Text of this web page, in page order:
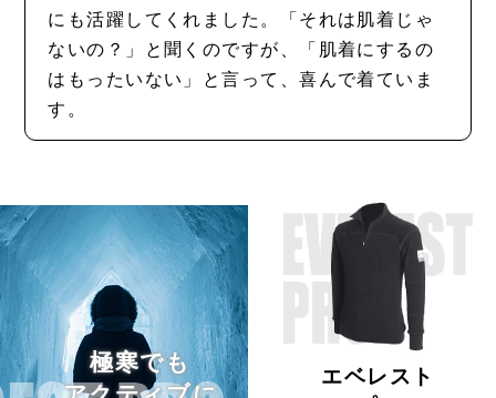
にも活躍してくれました。「それは肌着じゃ
ないの？」と聞くのですが、「肌着にするの
はもったいない」と言って、喜んで着ていま
す。
極寒でも
エベレスト